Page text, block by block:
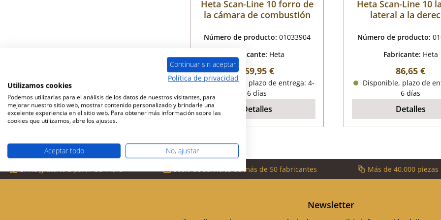
Heta Scan-Line 10 forro de
la cámara de combustión
Número de producto: 01033904
Fabricante: Heta
Precio normal:
259,95 €
Disponible, plazo de entrega: 4-
6 días
Detalles
Heta Scan-Line 10
lateral a la
Número de producto:
Fabricante: Heta
Precio
86,65 €
Disponible, plazo de
6 días
Detalles
Socio de servicios de más de 50 fabricantes Más de 40.000
Newsletter
Continuar sin aceptar
Política de privacidad
Utilizamos cookies
Podemos utilizarlas para el análisis de los datos de nuestros visitantes, para
mejorar nuestro sitio web, mostrar contenido personalizado y brindarle una
excelente experiencia en el sitio web. Para obtener más información sobre las
cookies que utilizamos, abre los ajustes.
Aceptar todo No, ajustar